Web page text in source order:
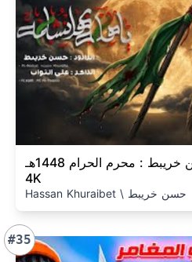
ياهله بهل نشامه : ملا حسن خريبط : محرم الحرام 1448هـ
4K
Hassan Khuraibet \ حسن خريبط
#35